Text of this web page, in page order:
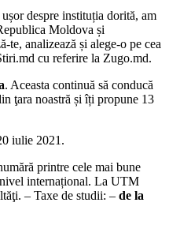
despre instituția dorită, am
Moldova și
te, analizează și alege-o pe cea
cu referire la Zugo.md.
. Aceasta continuă să conducă
ţara noastră și îți propune 13
iulie 2021.
printre cele mai bune
internațional. La UTM
– Taxe de studii: – de la